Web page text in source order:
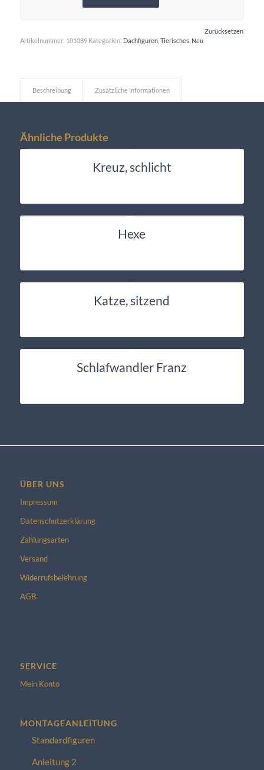
Zurücksetzen
Artikelnummer: 101089 Kategorien: Dachfiguren, Tierisches, Neu
Beschreibung Zusätzliche Informationen
Ähnliche Produkte
Kreuz, schlicht
Hexe
Katze, sitzend
Schlafwandler Franz
ÜBER UNS
Impressum
Datenschutzerklärung
Zahlungsarten
Versand
Widerrufsbelehrung
AGB
SERVICE
Mein Konto
MONTAGEANLEITUNG
Standardfiguren
Anleitung 2